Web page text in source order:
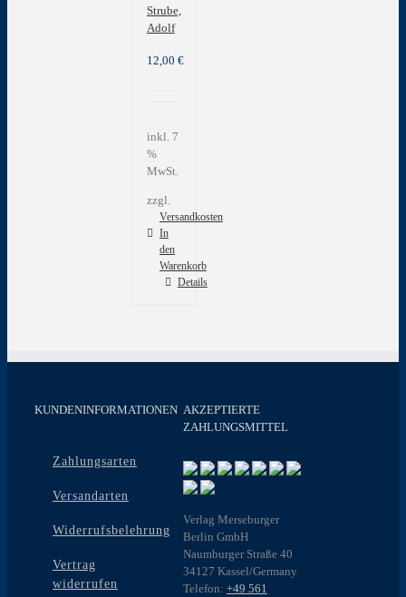
Strube,
Adolf
12,00 €
inkl. 7
%
MwSt.
zzgl.
Versandkosten
In
den
Warenkorb
Details
KUNDENINFORMATIONEN
Zahlungsarten
Versandarten
Widerrufsbelehrung
Vertrag
widerrufen
AKZEPTIERTE
ZAHLUNGSMITTEL
Verlag Merseburger
Berlin GmbH
Naumburger Straße 40
34127 Kassel/Germany
Telefon: +49 561